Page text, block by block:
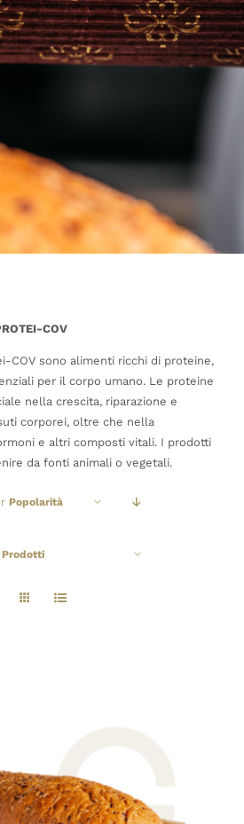
COV
COV sono alimenti ricchi di proteine,
per il corpo umano. Le proteine
nella crescita, riparazione e
corporei, oltre che nella
e altri composti vitali. I prodotti
da fonti animali o vegetali.
Popolarità
Prodotti